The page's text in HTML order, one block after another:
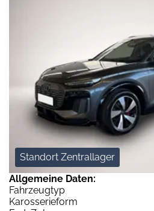
Standort Zentrallager
Allgemeine Daten:
Fahrzeugtyp
Karosserieform